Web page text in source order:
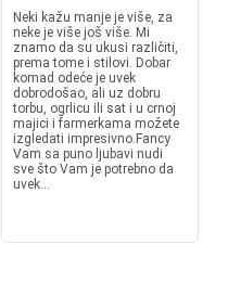
Neki kažu manje je više, za
neke je više još više. Mi
znamo da su ukusi različiti,
prema tome i stilovi. Dobar
komad odeće je uvek
dobrodošao, ali uz dobru
torbu, ogrlicu ili sat i u crnoj
majici i farmerkama možete
izgledati impresivno.Fancy
Vam sa puno ljubavi nudi
sve što Vam je potrebno da
uvek...